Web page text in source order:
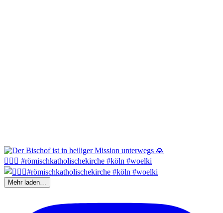
🤦🏼‍♂️ #römischkatholischekirche #köln #woelki
Mehr laden…